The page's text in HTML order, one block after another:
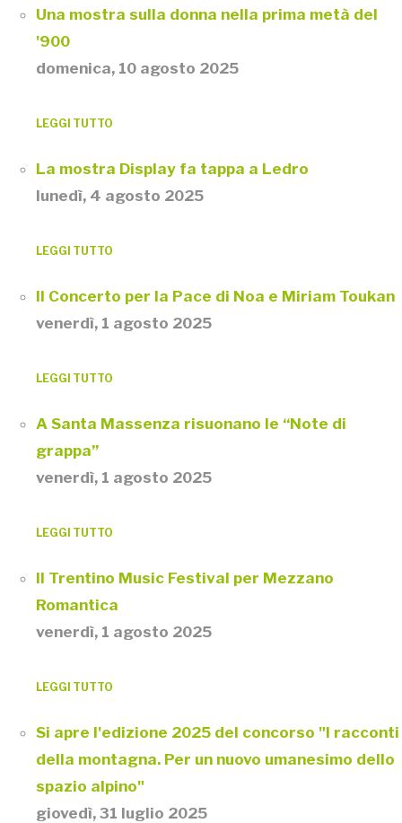
Una mostra sulla donna nella prima metà del
'900
domenica, 10 agosto 2025
LEGGI TUTTO
La mostra Display fa tappa a Ledro
lunedì, 4 agosto 2025
LEGGI TUTTO
Il Concerto per la Pace di Noa e Miriam Toukan
venerdì, 1 agosto 2025
LEGGI TUTTO
A Santa Massenza risuonano le “Note di
grappa”
venerdì, 1 agosto 2025
LEGGI TUTTO
Il Trentino Music Festival per Mezzano
Romantica
venerdì, 1 agosto 2025
LEGGI TUTTO
Si apre l'edizione 2025 del concorso "I racconti
della montagna. Per un nuovo umanesimo dello
spazio alpino"
giovedì, 31 luglio 2025